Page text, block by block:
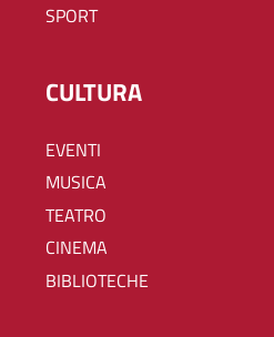
SPORT
CULTURA
EVENTI
MUSICA
TEATRO
CINEMA
BIBLIOTECHE